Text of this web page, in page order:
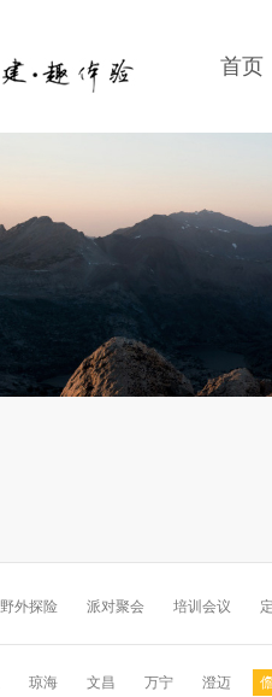
首页
野外探险 派对聚会 培训会议
琼海 文昌 万宁 澄迈